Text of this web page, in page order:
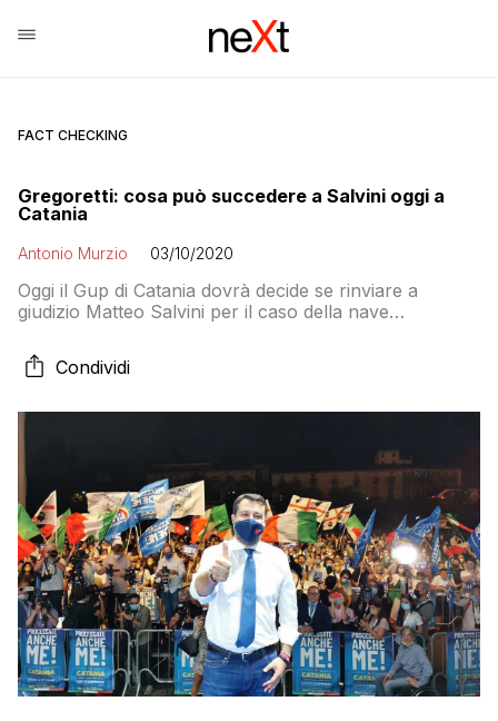
FACT CHECKING
Gregoretti: cosa può succedere a Salvini oggi a
Catania
Antonio Murzio 03/10/2020
Oggi il Gup di Catania dovrà decide se rinviare a
giudizio Matteo Salvini per il caso della nave
rivendica la “difesa del suolo italiano” è di sequestro di
persona aggravato. Tenne in ostaggio 131 migranti.
Condividi